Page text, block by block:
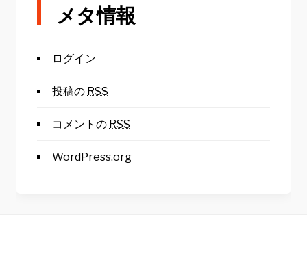
メタ情報
ログイン
投稿の RSS
コメントの RSS
WordPress.org